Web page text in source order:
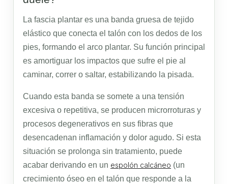
La fascia plantar es una banda gruesa de tejido
elástico que conecta el talón con los dedos de los
pies, formando el arco plantar. Su función principal
es amortiguar los impactos que sufre el pie al
caminar, correr o saltar, estabilizando la pisada.
Cuando esta banda se somete a una tensión
excesiva o repetitiva, se producen microrroturas y
procesos degenerativos en sus fibras que
desencadenan inflamación y dolor agudo. Si esta
situación se prolonga sin tratamiento, puede
acabar derivando en un espolón calcáneo (un
crecimiento óseo en el talón que responde a la